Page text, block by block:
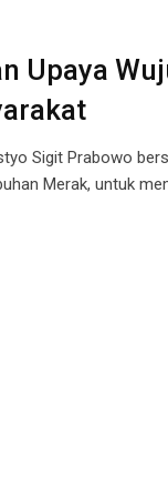
Upaya
Sigit Prabowo
Merak, untuk